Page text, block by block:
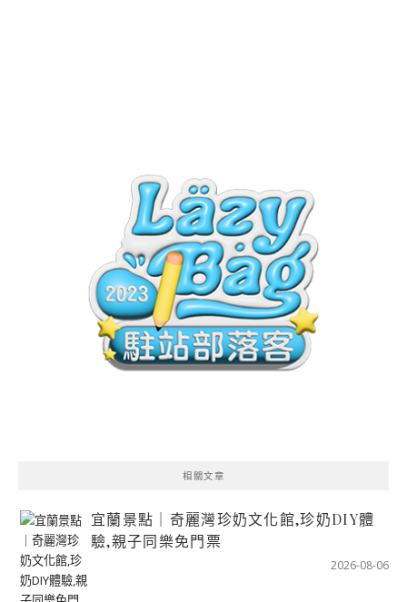
相關文章
宜蘭景點｜奇麗灣珍奶文化館,珍奶DIY體
驗,親子同樂免門票
2026-08-06